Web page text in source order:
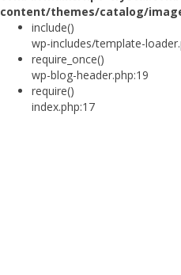
content/themes/catalog/
include()
wp-includes/template-
require_once()
wp-blog-header.php:19
require()
index.php:17